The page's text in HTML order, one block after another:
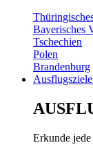
Bayerisches
Tschechien
Polen
Brandenburg
Erkunde